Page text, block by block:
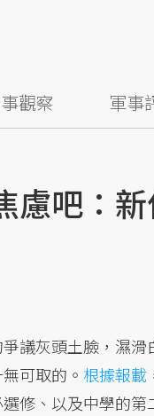
觀察 軍事
慮吧：
議灰頭土臉，濕
可取的。 根據報載
修、以及中學的